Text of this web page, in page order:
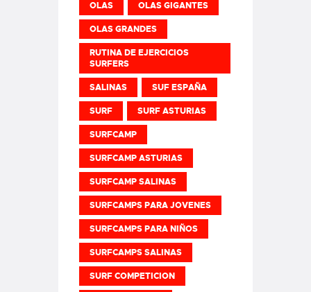
OLAS OLAS GIGANTES
OLAS GRANDES
RUTINA DE EJERCICIOS
SURFERS
SALINAS SUF ESPAÑA
SURF SURF ASTURIAS
SURFCAMP
SURFCAMP ASTURIAS
SURFCAMP SALINAS
SURFCAMPS PARA JOVENES
SURFCAMPS PARA NIÑOS
SURFCAMPS SALINAS
SURF COMPETICION